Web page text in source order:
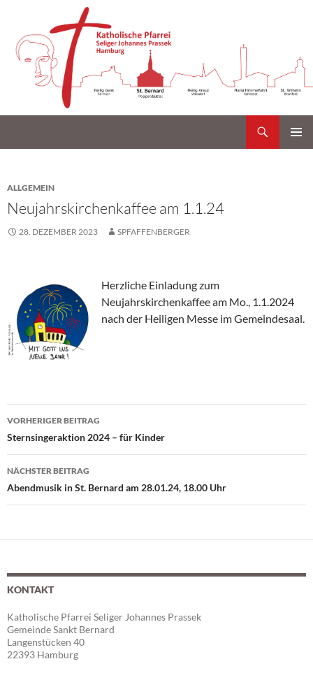
ALLGEMEIN
Neujahrskirchenkaffee am 1.1.24
28. DEZEMBER 2023 SPFAFFENBERGER
Herzliche Einladung zum
Neujahrskirchenkaffee am Mo., 1.1.2024
nach der Heiligen Messe im Gemeindesaal.
Beitragsnavigation
VORHERIGER BEITRAG
Sternsingeraktion 2024 – für Kinder
NÄCHSTER BEITRAG
Abendmusik in St. Bernard am 28.01.24, 18.00 Uhr
KONTAKT
Katholische Pfarrei Seliger Johannes Prassek
Gemeinde Sankt Bernard
Langenstücken 40
22393 Hamburg